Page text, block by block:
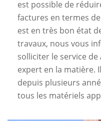
est possible de
factures en termes
est en très bon état
travaux, nous vous
solliciter le service
expert en la matière.
depuis plusieurs
tous les matériels